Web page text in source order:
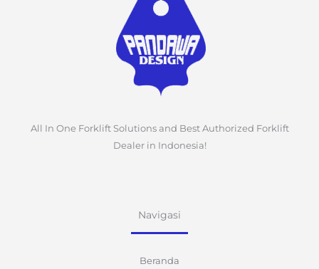
All In One Forklift Solutions and Best Authorized Forklift
Dealer in Indonesia!
Navigasi
Beranda